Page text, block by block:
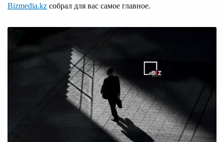
Bizmedia.kz собрал для вас самое главное.